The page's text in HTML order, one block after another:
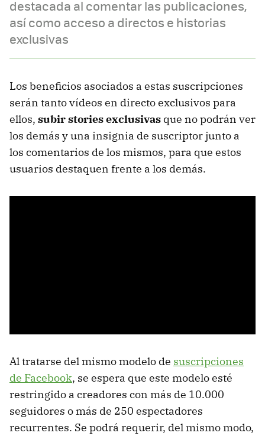
destacada al comentar las publicaciones,
así como acceso a directos e historias
exclusivas
Los beneficios asociados a estas suscripciones
serán tanto vídeos en directo exclusivos para
ellos, subir stories exclusivas que no podrán ver
los demás y una insignia de suscriptor junto a
los comentarios de los mismos, para que estos
usuarios destaquen frente a los demás.
Al tratarse del mismo modelo de suscripciones
de Facebook, se espera que este modelo esté
restringido a creadores con más de 10.000
seguidores o más de 250 espectadores
recurrentes. Se podrá requerir, del mismo modo,